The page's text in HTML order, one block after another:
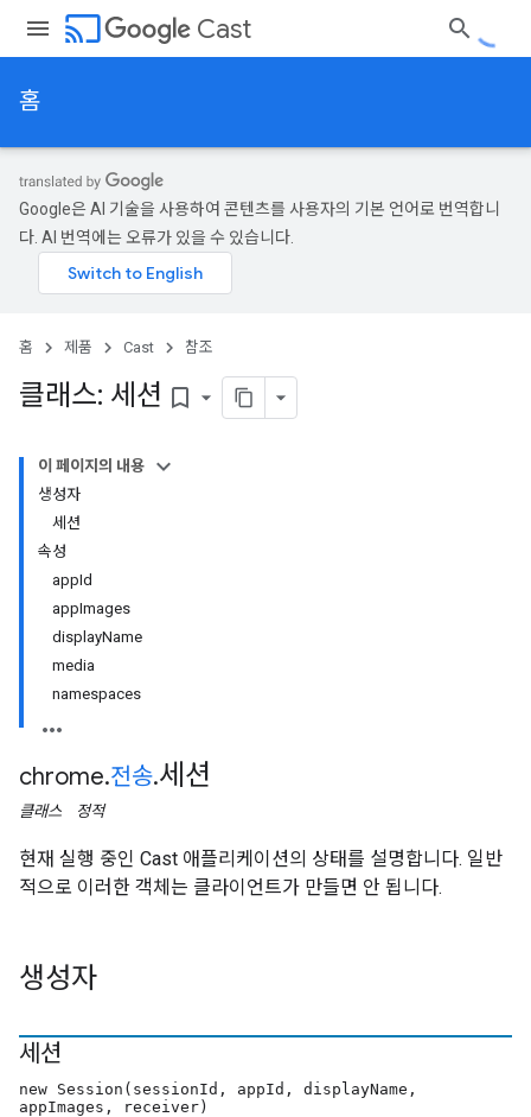
cast Cast
홈
Google은 AI 기술을 사용하여 콘텐츠를 사용자의 기본 언어로 번역합니
다. AI 번역에는 오류가 있을 수 있습니다.
홈 제품 Cast 참조
클래스: 세션 bookmark_border
이 페이지의 내용
생성자
세션
속성
appId
appImages
displayName
media
namespaces
chrome.전송.세션
클래스 정적
현재 실행 중인 Cast 애플리케이션의 상태를 설명합니다. 일반
적으로 이러한 객체는 클라이언트가 만들면 안 됩니다.
생성자
세션
new Session(sessionId, appId, displayName,
appImages, receiver)